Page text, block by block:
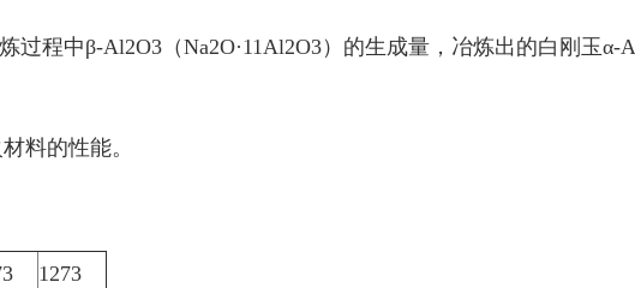
过程中β-Al2O3（Na2O·11Al2O3）的生成量，冶炼出的白刚玉α-
料的性能。
1273